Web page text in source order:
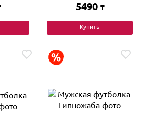
5490 ₸
Купить